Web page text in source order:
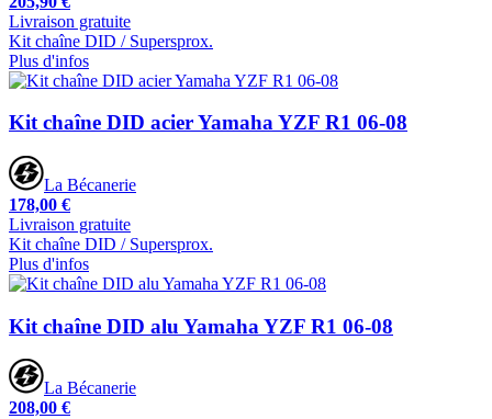
Livraison gratuite
Kit chaîne DID / Supersprox.
Plus d'infos
Kit chaîne DID acier Yamaha YZF R1 06-08
La Bécanerie
178,00 €
Livraison gratuite
Kit chaîne DID / Supersprox.
Plus d'infos
Kit chaîne DID alu Yamaha YZF R1 06-08
La Bécanerie
208,00 €